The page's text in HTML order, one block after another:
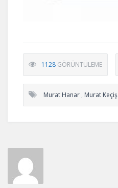
1128 GÖRÜNTÜLEME
Murat Hanar , Murat Keçiş